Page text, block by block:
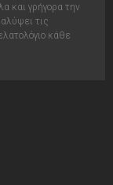
και γρήγορα την
τις
κάθε